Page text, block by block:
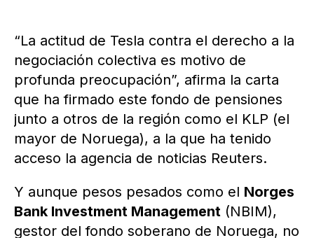
“La actitud de Tesla contra el derecho a la
negociación colectiva es motivo de
profunda preocupación”, afirma la carta
que ha firmado este fondo de pensiones
junto a otros de la región como el KLP (el
mayor de Noruega), a la que ha tenido
acceso la agencia de noticias Reuters.
Y aunque pesos pesados como el Norges
Bank Investment Management (NBIM),
gestor del fondo soberano de Noruega, no